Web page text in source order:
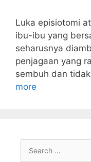
Luka episiotomi
ibu-ibu yang
seharusnya
penjagaan yang
sembuh dan
more
for: